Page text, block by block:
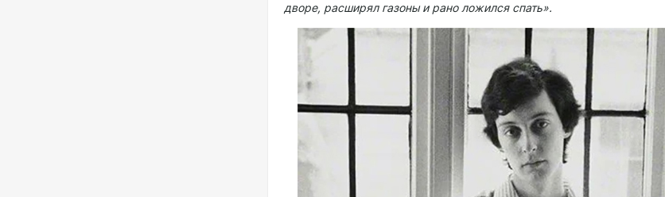
дворе, расширял газоны и рано ложился спать».